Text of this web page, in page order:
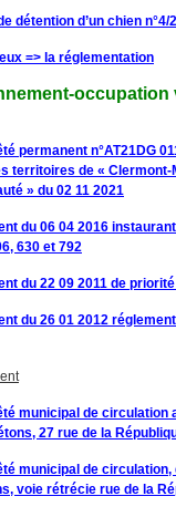
détention d’un chien
=> la réglementation
occupation
permanent n°AT21DG
territoires de «
» du 02 11 2021
du 06 04 2016
630 et 792
du 22 09 2011 de
du 26 01 2012
municipal de
27 rue de la
municipal de
voie rétrécie rue de la